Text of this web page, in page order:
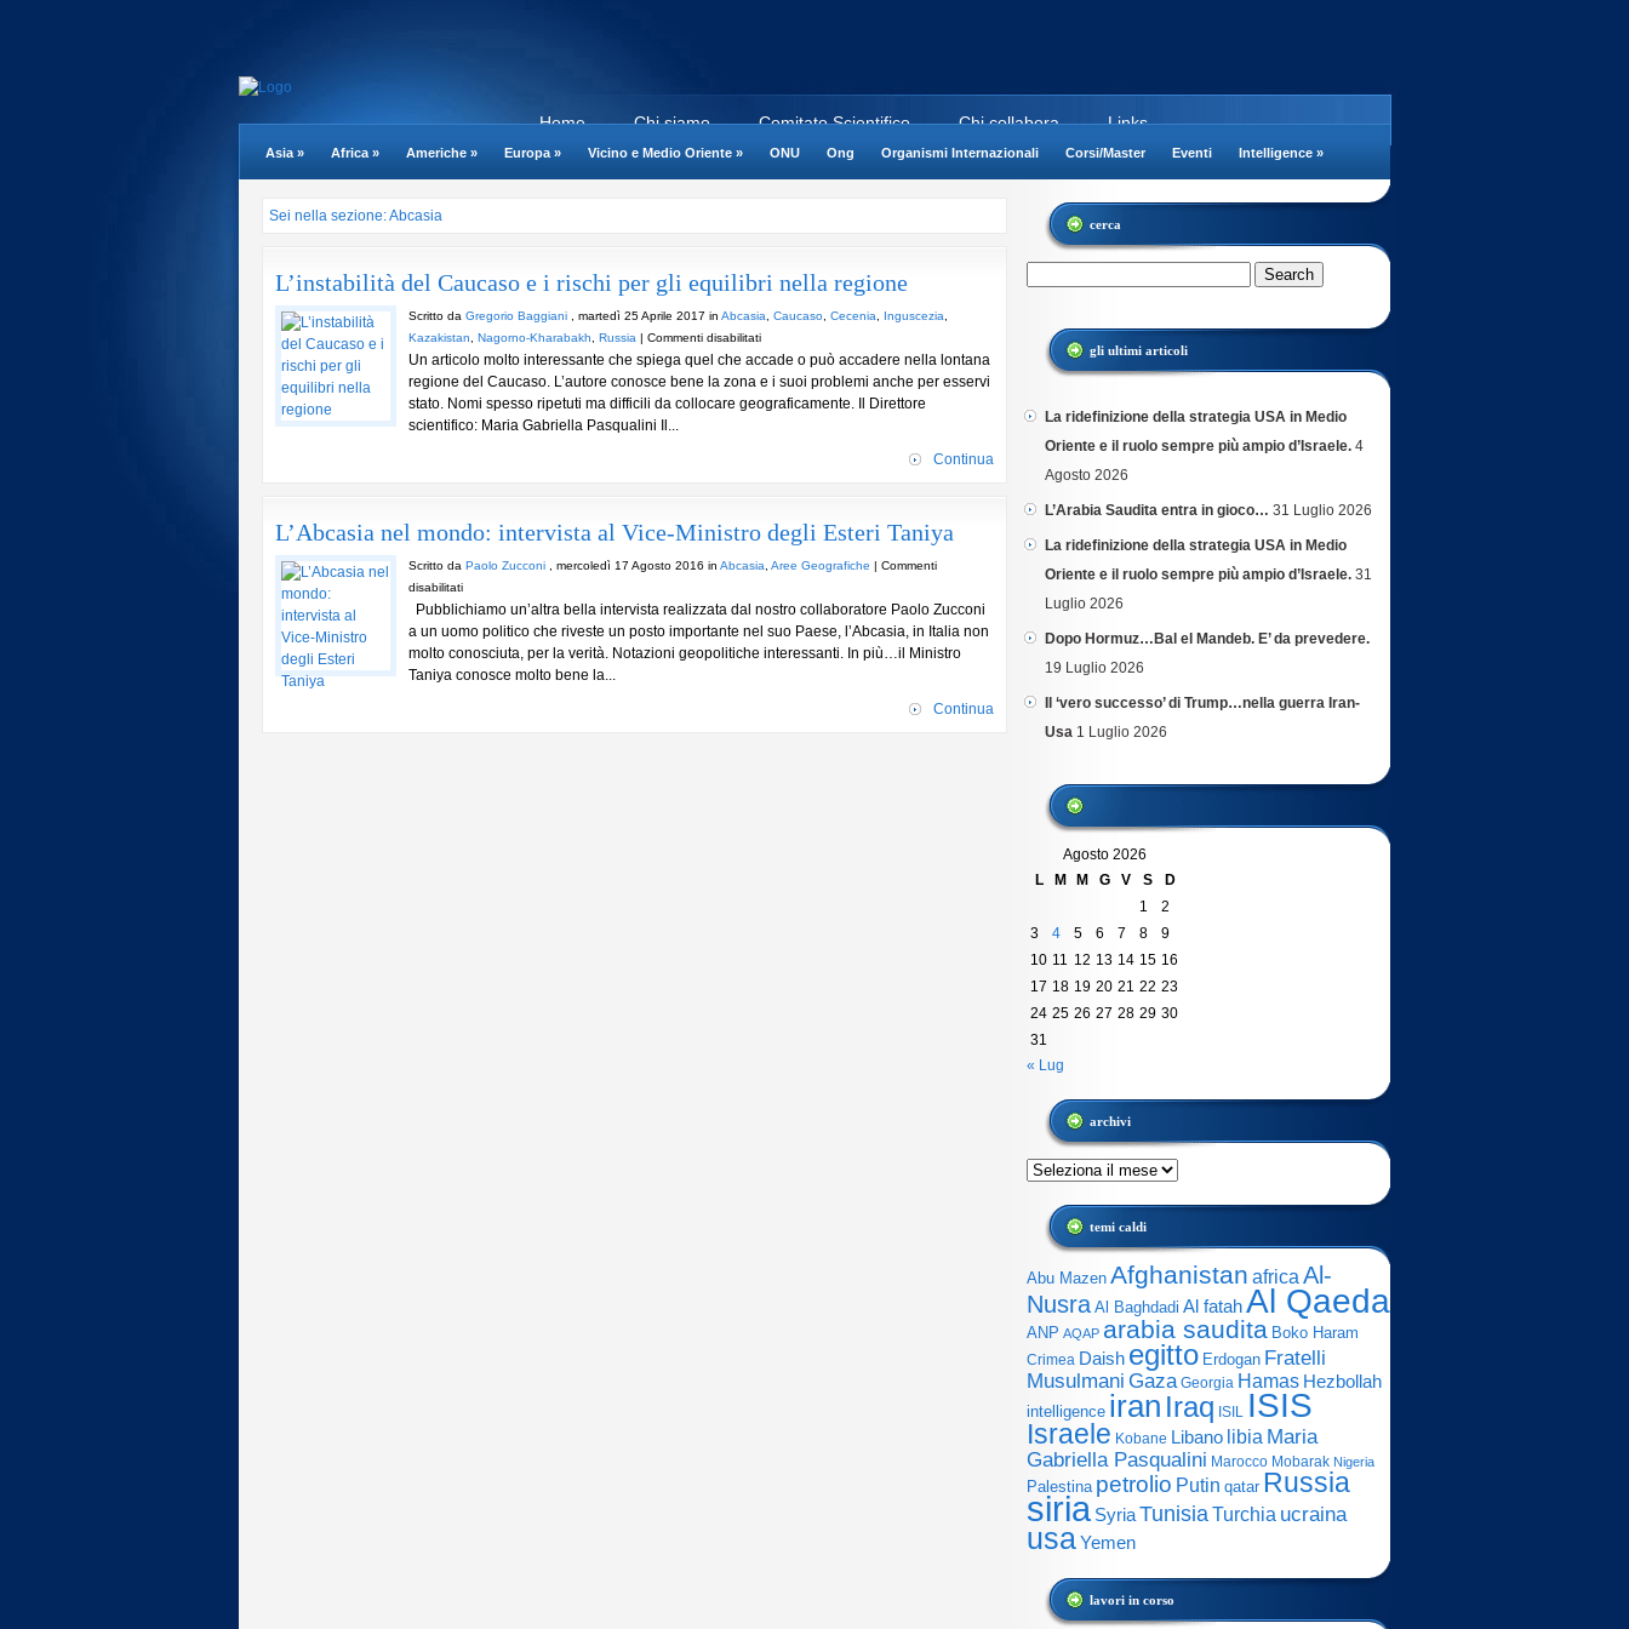
Links
Chi collabora
Comitato Scientifico
Chi siamo
Home
Asia » Africa » Americhe » Europa » Vicino e Medio Oriente » ONU Ong Organismi Internazionali Corsi/Master Eventi Intelligence »
Sei nella sezione: Abcasia
L’instabilità del Caucaso e i rischi per gli equilibri nella regione
Scritto da Gregorio Baggiani , martedì 25 Aprile 2017 in Abcasia Caucaso Cecenia Inguscezia
Kazakistan
Nagorno-Kharabakh Russia | Commenti disabilitatisu
L’instabilità
del
Caucaso
equilibri
Un articolo molto interessante che spiega quel che accade o può accadere nella lontana
regione del Caucaso. L’autore conosce bene la zona e i suoi problemi anche per esservi
stato. Nomi spesso ripetuti ma difficili da collocare geograficamente. Il Direttore
scientifico: Maria Gabriella Pasqualini Il...
Continua
L’Abcasia nel mondo: intervista al Vice-Ministro degli Esteri Taniya
Scritto da Paolo Zucconi , mercoledì 17 Agosto 2016 in Abcasia Aree Geografiche | Commenti
disabilitatisu
L’Abcasia
nel
mondo:
intervista
Pubblichiamo un’altra bella intervista realizzata dal nostro collaboratore Paolo Zucconi
a un uomo politico che riveste un posto importante nel suo Paese, l’Abcasia, in Italia non
molto conosciuta, per la verità. Notazioni geopolitiche interessanti. In più…il Ministro
Taniya conosce molto bene la...
Continua
cerca
gli ultimi articoli
La ridefinizione della strategia USA in Medio
Oriente e il ruolo sempre più ampio d’Israele. 4
Agosto 2026
L’Arabia Saudita entra in gioco… 31 Luglio 2026
La ridefinizione della strategia USA in Medio
Oriente e il ruolo sempre più ampio d’Israele. 31
Luglio 2026
Dopo Hormuz…Bal el Mandeb. E’ da prevedere.
19 Luglio 2026
Il ‘vero successo’ di Trump…nella guerra Iran-
Usa 1 Luglio 2026
Agosto 2026
L
M M G V S
D
1
2
3
4 5 6 7 8
9
10 11 12 13 14 15 16
17 18 19 20 21 22 23
24 25 26 27 28 29 30
31
« Lug
archivi
Archivi
temi caldi
Abu Mazen Afghanistan africa Al-
Nusra Al Baghdadi Al fatahAl Qaeda
ANP AQAP arabia saudita Boko Haram
Crimea Daish egitto Erdogan Fratelli
Musulmani Gaza Georgia Hamas Hezbollah
intelligence iran Iraq ISIL ISIS
Israele Kobane Libano libia Maria
Gabriella Pasqualini Marocco Mobarak Nigeria
Palestina petrolio Putin qatar Russia
siria SyriaTunisiaTurchia ucraina
usaYemen
lavori in corso